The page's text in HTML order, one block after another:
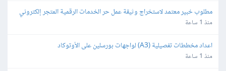
مطلوب خبير معتمد لاستخراج وثيقة عمل حر الخدمات الرقمية المتجر إلكتروني
منذ 1 ساعة
اعداد مخططات تفصيلية (A3) لواجهات بورسلين على الأوتوكاد
منذ 1 ساعة